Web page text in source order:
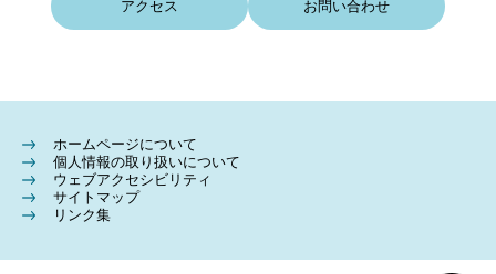
アクセス お問い合わせ
ホームページについて
個人情報の取り扱いについて
ウェブアクセシビリティ
サイトマップ
リンク集